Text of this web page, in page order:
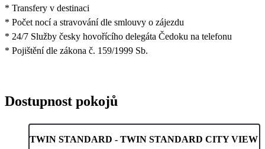
* Transfery v destinaci
* Počet nocí a stravování dle smlouvy o zájezdu
* 24/7 Služby česky hovořícího delegáta Čedoku na telefonu
* Pojištění dle zákona č. 159/1999 Sb.
Dostupnost pokojů
TWIN STANDARD - TWIN STANDARD CITY VIEW